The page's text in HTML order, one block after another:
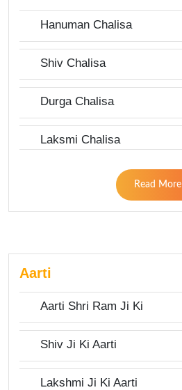
Hanuman Chalisa
Shiv Chalisa
Durga Chalisa
Laksmi Chalisa
Read More
Aarti
Aarti Shri Ram Ji Ki
Shiv Ji Ki Aarti
Lakshmi Ji Ki Aarti